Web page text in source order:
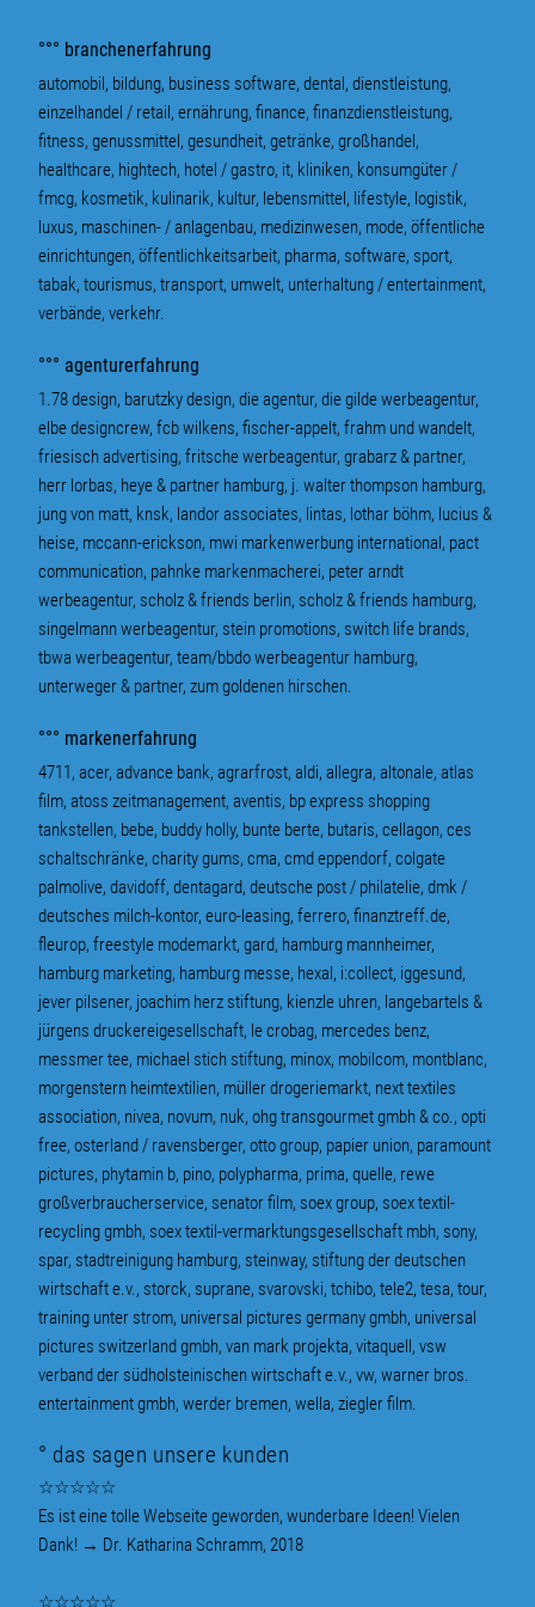
°°° branchenerfahrung
automobil, bildung, business software, dental, dienstleistung,
einzelhandel / retail, ernährung, finance, finanzdienstleistung,
fitness, genussmittel, gesundheit, getränke, großhandel,
healthcare, hightech, hotel / gastro, it, kliniken, konsumgüter /
fmcg, kosmetik, kulinarik, kultur, lebensmittel, lifestyle, logistik,
luxus, maschinen- / anlagenbau, medizinwesen, mode, öffentliche
einrichtungen, öffentlichkeitsarbeit, pharma, software, sport,
tabak, tourismus, transport, umwelt, unterhaltung / entertainment,
verbände, verkehr.
°°° agenturerfahrung
1.78 design, barutzky design, die agentur, die gilde werbeagentur,
elbe designcrew, fcb wilkens, fischer-appelt, frahm und wandelt,
friesisch advertising, fritsche werbeagentur, grabarz & partner,
herr lorbas, heye & partner hamburg, j. walter thompson hamburg,
jung von matt, knsk, landor associates, lintas, lothar böhm, lucius &
heise, mccann-erickson, mwi markenwerbung international, pact
communication, pahnke markenmacherei, peter arndt
werbeagentur, scholz & friends berlin, scholz & friends hamburg,
singelmann werbeagentur, stein promotions, switch life brands,
tbwa werbeagentur, team/bbdo werbeagentur hamburg,
unterweger & partner, zum goldenen hirschen.
°°° markenerfahrung
4711, acer, advance bank, agrarfrost, aldi, allegra, altonale, atlas
film, atoss zeitmanagement, aventis, bp express shopping
tankstellen, bebe, buddy holly, bunte berte, butaris, cellagon, ces
schaltschränke, charity gums, cma, cmd eppendorf, colgate
palmolive, davidoff, dentagard, deutsche post / philatelie, dmk /
deutsches milch-kontor, euro-leasing, ferrero, finanztreff.de,
fleurop, freestyle modemarkt, gard, hamburg mannheimer,
hamburg marketing, hamburg messe, hexal, i:collect, iggesund,
jever pilsener, joachim herz stiftung, kienzle uhren, langebartels &
jürgens druckereigesellschaft, le crobag, mercedes benz,
messmer tee, michael stich stiftung, minox, mobilcom, montblanc,
morgenstern heimtextilien, müller drogeriemarkt, next textiles
association, nivea, novum, nuk, ohg transgourmet gmbh & co., opti
free, osterland / ravensberger, otto group, papier union, paramount
pictures, phytamin b, pino, polypharma, prima, quelle, rewe
großverbraucherservice, senator film, soex group, soex textil-
recycling gmbh, soex textil-vermarktungsgesellschaft mbh, sony,
spar, stadtreinigung hamburg, steinway, stiftung der deutschen
wirtschaft e.v., storck, suprane, svarovski, tchibo, tele2, tesa, tour,
training unter strom, universal pictures germany gmbh, universal
pictures switzerland gmbh, van mark projekta, vitaquell, vsw
verband der südholsteinischen wirtschaft e.v., vw, warner bros.
entertainment gmbh, werder bremen, wella, ziegler film.
° das sagen unsere kunden
☆☆☆☆☆
Es ist eine tolle Webseite geworden, wunderbare Ideen! Vielen
Dank! → Dr. Katharina Schramm, 2018
☆☆☆☆☆